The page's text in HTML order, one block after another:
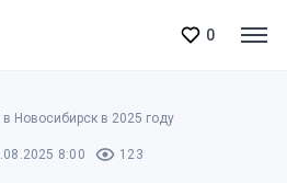
0
Новосибирск в 2025 году
8:00 123